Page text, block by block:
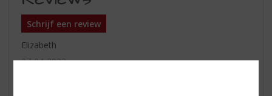
Schrijf een review
Elizabeth
27-04-2022